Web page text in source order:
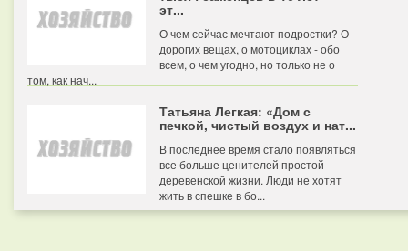
эт...
О чем сейчас мечтают подростки? О
дорогих вещах, о мотоциклах - обо
всем, о чем угодно, но только не о
том, как нач...
Татьяна Легкая: «Дом с
печкой, чистый воздух и нат...
В последнее время стало появляться
все больше ценителей простой
деревенской жизни. Люди не хотят
жить в спешке в бо...